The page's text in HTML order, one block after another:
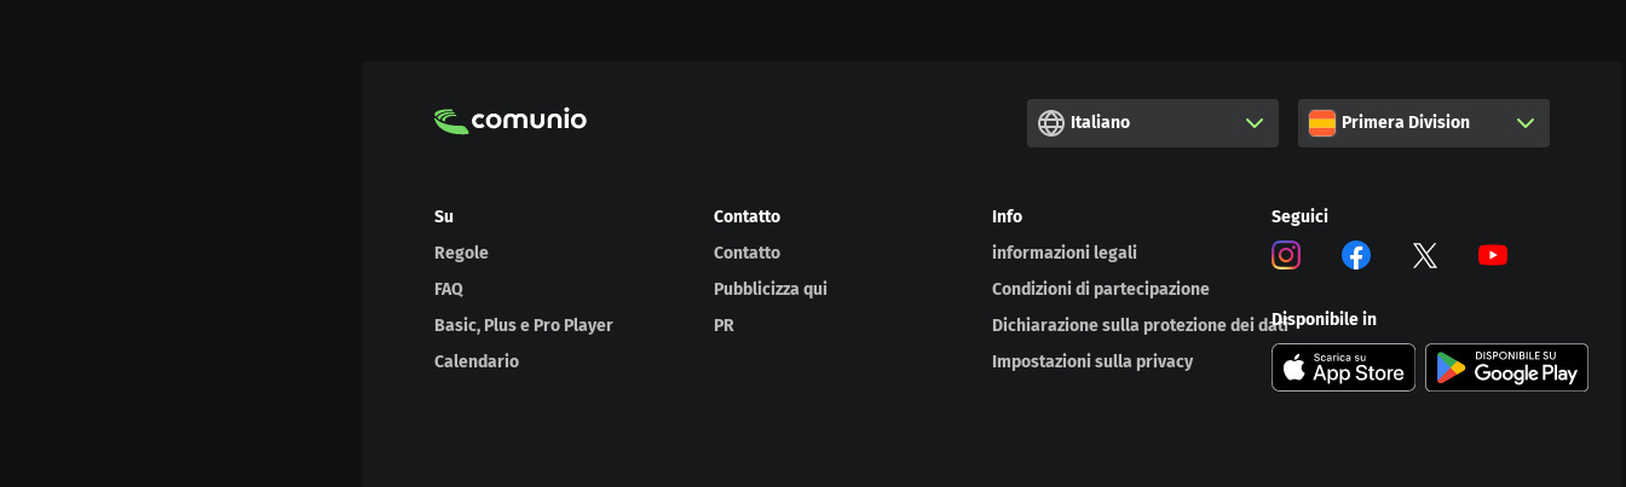
Italiano Primera Division
Su
Regole
FAQ
Basic, Plus e Pro Player
Calendario
Contatto
Contatto
Pubblicizza qui
PR
Info
informazioni legali
Condizioni di partecipazione
Dichiarazione sulla protezione dei dati
Impostazioni sulla privacy
Seguici
Disponibile in